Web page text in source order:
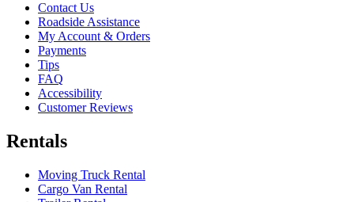
Contact Us
Roadside Assistance
My Account & Orders
Payments
Tips
FAQ
Accessibility
Customer Reviews
Rentals
Moving Truck Rental
Cargo Van Rental